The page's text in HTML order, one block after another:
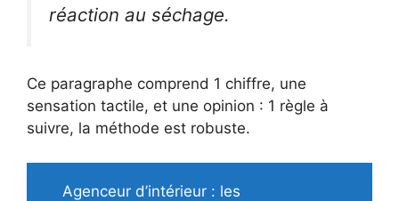
réaction au séchage.
Ce paragraphe comprend 1 chiffre, une
sensation tactile, et une opinion : 1 règle à
suivre, la méthode est robuste.
Agenceur d’intérieur : les